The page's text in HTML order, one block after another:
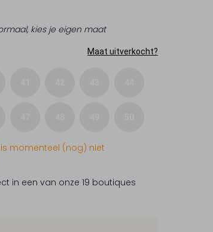
kies je eigen maat
Maat uitverkocht?
is momenteel (nog) niet
in een van onze 19 boutiques